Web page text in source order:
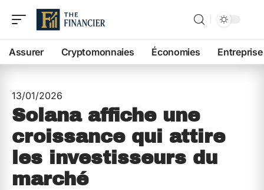
Assurer Cryptomonnaies Économies Entreprise
13/01/2026
Solana affiche une
croissance qui attire
les investisseurs du
marché